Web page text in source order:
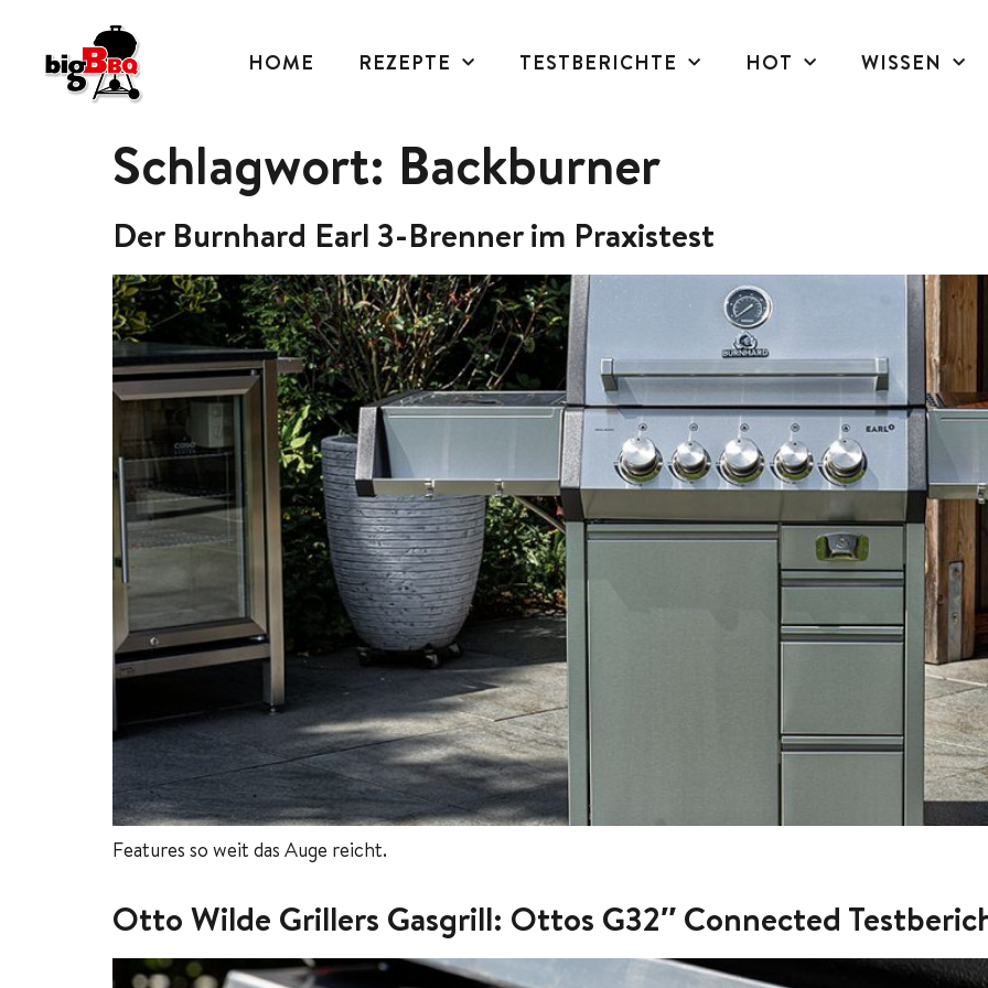
HOME REZEPTE TESTBERICHTE HOT WISSEN
Schlagwort: Backburner
Der Burnhard Earl 3-Brenner im Praxistest
Features so weit das Auge reicht.
Otto Wilde Grillers Gasgrill: Ottos G32″ Connected